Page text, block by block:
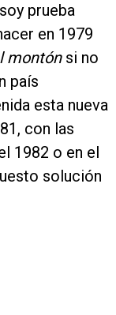
prueba
en 1979
montón si no
país
esta nueva
con las
1982 o en el
solución